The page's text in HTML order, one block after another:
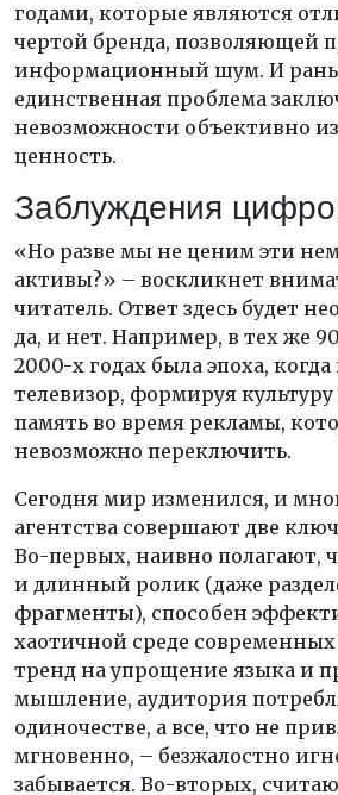
годами, которые являются
чертой бренда, позволяющей
информационный шум. И
единственная проблема
невозможности объективно
ценность.
Заблуждения
«Но разве мы не ценим эти
активы?» – воскликнет
читатель. Ответ здесь будет
да, и нет. Например, в тех же
2000-х годах была эпоха, когда
телевизор, формируя
память во время рекламы,
невозможно переключить.
Сегодня мир изменился, и
агентства совершают две
Во-первых, наивно полагают,
и длинный ролик (даже
фрагменты), способен
хаотичной среде современных
тренд на упрощение языка и
мышление, аудитория
одиночестве, а все, что не
мгновенно, – безжалостно
забывается. Во-вторых,